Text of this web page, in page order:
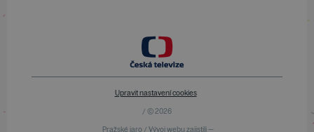
Upravit nastavení cookies
/ © 2026
Pražské jaro / Vývoj webu zajistili —